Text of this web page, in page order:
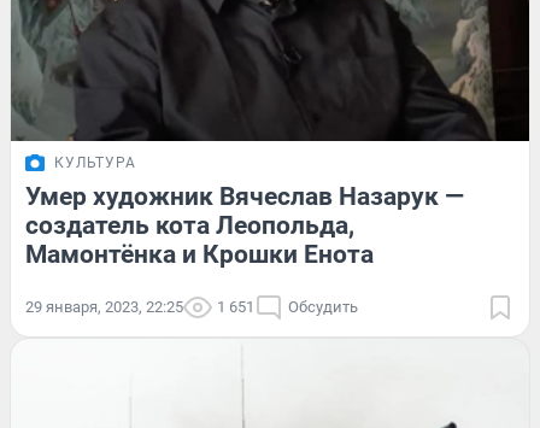
КУЛЬТУРА
Умер художник Вячеслав Назарук —
создатель кота Леопольда,
Мамонтёнка и Крошки Енота
29 января, 2023, 22:25 1 651 Обсудить